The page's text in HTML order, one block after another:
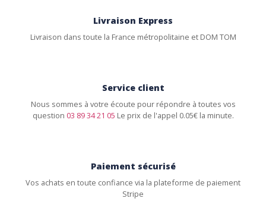
Livraison Express
Livraison dans toute la France métropolitaine et DOM TOM
Service client
Nous sommes à votre écoute pour répondre à toutes vos
question 03 89 34 21 05 Le prix de l'appel 0.05€ la minute.
Paiement sécurisé
Vos achats en toute confiance via la plateforme de paiement
Stripe